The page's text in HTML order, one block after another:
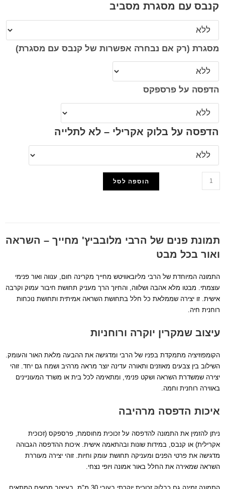
קנבס עם מסגרת מסביב
מסגרת (רק אם נבחרה אפשרות של קנבס עם מסגרת)
הדפסה על פרספקס
הדפסה על בלוק אקרילי – לא לתלייה
הוספה לסל
תמונת פנים של הרבי מלובביץ' מחייך – השראה
ואור בכל מבט
התמונה המיוחדת של הרבי מליובאוויטש מחייך מקרינה חום, ענווה ואור פנימי
עוצמתי. מבטו מלא אהבה ושלווה, והחיוך הרך מעניק תחושת חיבור עמוק וקרבה
אישית. זו יצירה שממלאת כל חלל בתחושת השראה אמיתית ותחושת נוכחות
רוחנית חיה.
עיצוב שמקרין יוקרה ורוחניות
הקומפוזיציה מתמקדת בפניו של הרבי ומדגישה את ההבעה מלאת האור והעומק.
השילוב בין צבעים מאוזנים ותאורה עדינה יוצר מראה מרהיב ושמח גם יחד. זוהי
יצירה שמשדרת השראה ושקט פנימי, ומתאימה לכל בית או משרד המעוניינים
באווירה רוחנית וחמה.
איכות הדפסה מרהיבה
ניתן להזמין את התמונה להדפסה על זכוכית מחוסמת, פרספקס (זכוכית
אקרילית) או קנבס, במידות שונות ובהתאמה אישית. איכות ההדפסה הגבוהה
מדגישה את פרטי הפנים ומעניקה תחושת עומק וחיות. זוהי יצירה מעוררת
השראה שמאירה את החלל באור אמונה ויופי נצחי.